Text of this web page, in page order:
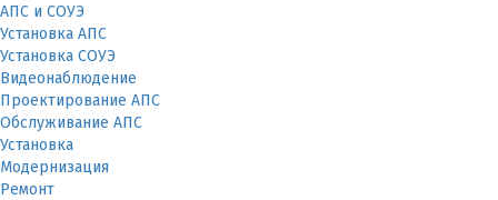
АПС и СОУЭ
Установка АПС
Установка СОУЭ
Видеонаблюдение
Проектирование АПС
Обслуживание АПС
Установка
Модернизация
Ремонт